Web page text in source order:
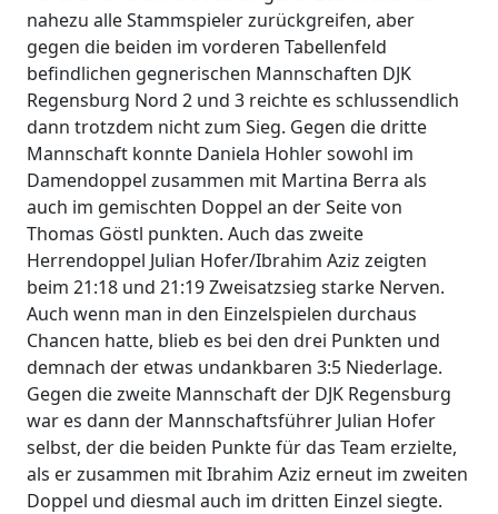
nahezu alle Stammspieler zurückgreifen, aber
gegen die beiden im vorderen Tabellenfeld
befindlichen gegnerischen Mannschaften DJK
Regensburg Nord 2 und 3 reichte es schlussendlich
dann trotzdem nicht zum Sieg. Gegen die dritte
Mannschaft konnte Daniela Hohler sowohl im
Damendoppel zusammen mit Martina Berra als
auch im gemischten Doppel an der Seite von
Thomas Göstl punkten. Auch das zweite
Herrendoppel Julian Hofer/Ibrahim Aziz zeigten
beim 21:18 und 21:19 Zweisatzsieg starke Nerven.
Auch wenn man in den Einzelspielen durchaus
Chancen hatte, blieb es bei den drei Punkten und
demnach der etwas undankbaren 3:5 Niederlage.
Gegen die zweite Mannschaft der DJK Regensburg
war es dann der Mannschaftsführer Julian Hofer
selbst, der die beiden Punkte für das Team erzielte,
als er zusammen mit Ibrahim Aziz erneut im zweiten
Doppel und diesmal auch im dritten Einzel siegte.